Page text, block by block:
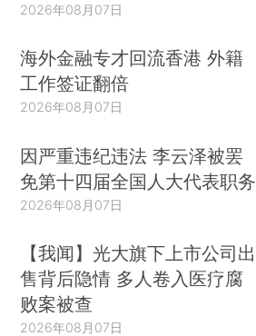
2026年08月07日
海外金融专才回流香港 外籍
工作签证翻倍
2026年08月07日
因严重违纪违法 李云泽被罢
免第十四届全国人大代表职务
2026年08月07日
【我闻】光大旗下上市公司出
售背后隐情 多人卷入医疗腐
败案被查
2026年08月07日